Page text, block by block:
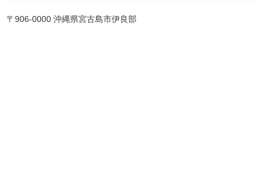
〒906-0000 沖縄県宮古島市伊良部